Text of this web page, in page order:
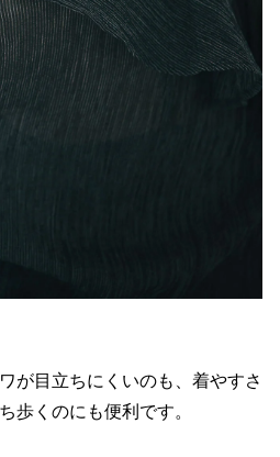
が目立ちにくいのも、着やすさ
歩くのにも便利です。